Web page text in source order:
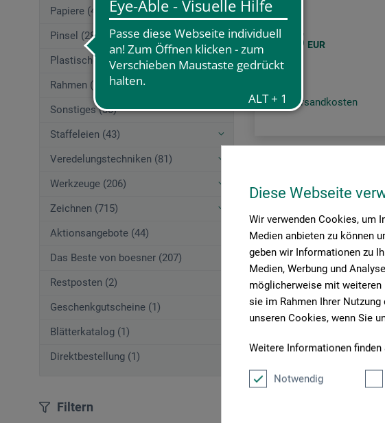
Diese Webseite
Wir verwenden Cookies, um
Medien anbieten zu können
geben wir Informationen zu
Medien, Werbung und
möglicherweise mit weiteren
sie im Rahmen Ihrer
unseren Cookies, wenn Sie
Weitere Informationen finden
Notwendig
Papiere (412)
Pinsel (283)
Plastisches Gestalten (391)
Rahmen (218)
Sonstiges (30)
Staffeleien (43)
Veredelungstechniken (81)
Werkzeuge (206)
Zeichnen (715)
Aktionsangebote (44)
Das Beste von boesner (207)
Restposten (2)
Geschenkgutscheine (1)
Blätterkatalog (1)
Direktbestellung (1)
Filtern
8,65 EUR
zzgl. Versandkosten